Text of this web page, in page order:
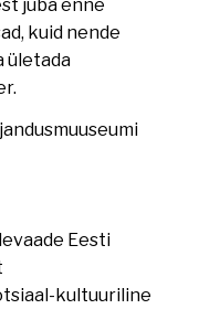
juba enne
kuid nende
ületada
Eesti
kultuuriline